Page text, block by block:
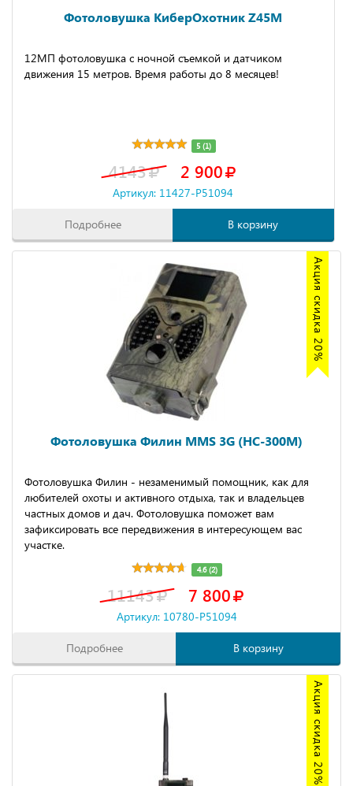
Фотоловушка КиберОхотник Z45M
12МП фотоловушка с ночной съемкой и датчиком
движения 15 метров. Время работы до 8 месяцев!
5 (1)
4143 2 900
Артикул: 11427-P51094
Подробнее В корзину
Акция скидка 20%
Фотоловушка Филин MMS 3G (HC-300M)
Фотоловушка Филин - незаменимый помощник, как для
любителей охоты и активного отдыха, так и владельцев
частных домов и дач. Фотоловушка поможет вам
зафиксировать все передвижения в интересующем вас
участке.
4.6 (2)
11143 7 800
Артикул: 10780-P51094
Подробнее В корзину
Акция скидка 20%